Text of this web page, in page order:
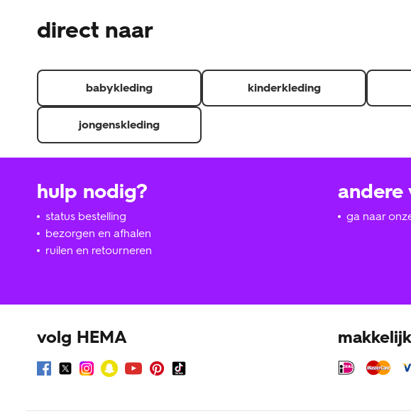
Het product zit in de originele verpakking en het label/kaartje zit er nog
Je kunt de factuur, pakbon of QR-code voor een thuislevering en
Retourneer je de hele bestelling? Dan krijg je je verzendkosten of
direct naar
babykleding kinderkleding
jongenskleding
hulp nodig?
status bestelling
bezorgen en afhalen
ruilen en retourneren
andere
ga naar
volg HEMA